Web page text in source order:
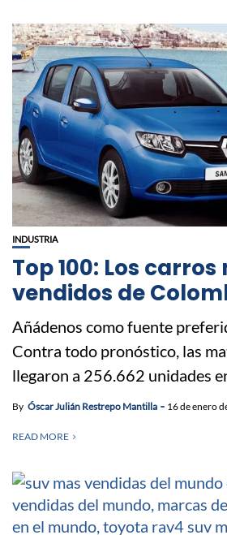
INDUSTRIA
Top 100: Los carros
vendidos de
Añádenos como fuente
Contra todo pronóstico, las
llegaron a 256.662 unidades en
By Óscar Julián Restrepo Mantilla 16 de enero
READ MORE